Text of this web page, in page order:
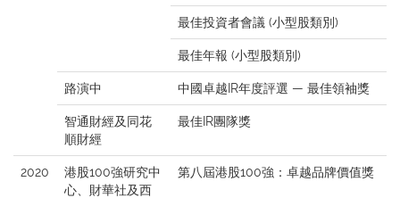
最佳投資者會議 (小型股類別)
最佳年報 (小型股類別)
路演中 中國卓越IR年度評選 — 最佳領袖獎
智通財經及同花
順財經
最佳IR團隊獎
2020
港股100強研究中
心、財華社及西
第八屆港股100強：卓越品牌價值獎